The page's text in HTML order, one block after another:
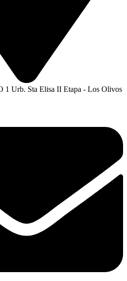
1 Urb. Sta Elisa II Etapa - Los Olivos